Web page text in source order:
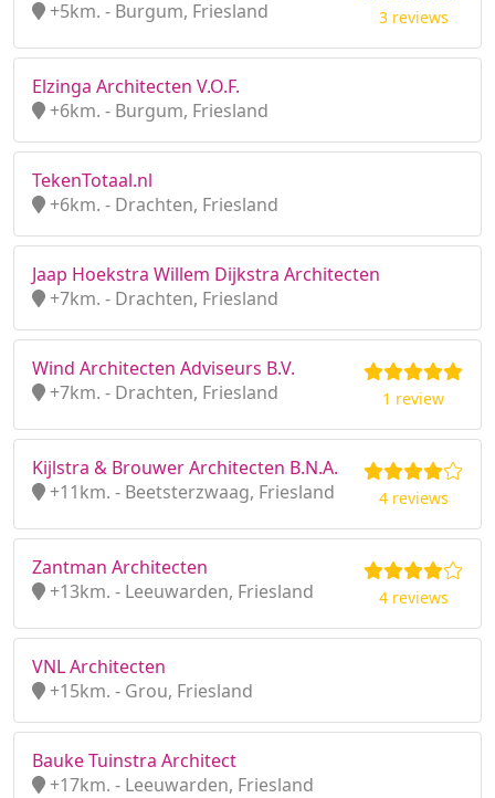
+5km. - Burgum, Friesland
3 reviews
Elzinga Architecten V.O.F.
+6km. - Burgum, Friesland
TekenTotaal.nl
+6km. - Drachten, Friesland
Jaap Hoekstra Willem Dijkstra Architecten
+7km. - Drachten, Friesland
Wind Architecten Adviseurs B.V.
+7km. - Drachten, Friesland
1 review
Kijlstra & Brouwer Architecten B.N.A.
+11km. - Beetsterzwaag, Friesland
4 reviews
Zantman Architecten
+13km. - Leeuwarden, Friesland
4 reviews
VNL Architecten
+15km. - Grou, Friesland
Bauke Tuinstra Architect
+17km. - Leeuwarden, Friesland